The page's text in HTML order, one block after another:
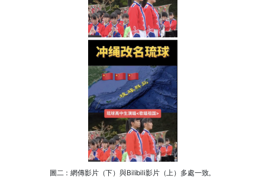
圖二：網傳影片（下）與Bilibili影片（上）多處一致。